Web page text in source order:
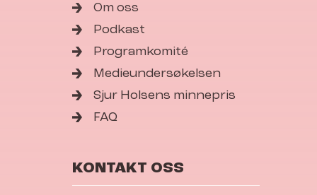
Om oss
Podkast
Programkomité
Medieundersøkelsen
Sjur Holsens minnepris
FAQ
KONTAKT OSS